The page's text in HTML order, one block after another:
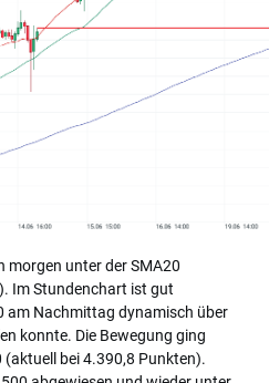
morgen unter der SMA20
Im Stundenchart ist gut
am Nachmittag dynamisch über
konnte. Die Bewegung ging
bei 4.390,8 Punkten).